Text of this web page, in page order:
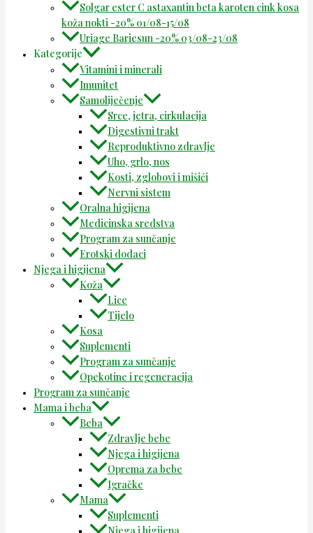
Solgar ester C astaxantin beta karoten cink kosa
koža nokti -20% 01/08-15/08
Uriage Bariesun -20% 03/08-23/08
Kategorije
Vitamini i minerali
Imunitet
Samoliječenje
Srce, jetra, cirkulacija
Digestivni trakt
Reproduktivno zdravlje
Uho, grlo, nos
Kosti, zglobovi i mišići
Nervni sistem
Oralna higijena
Medicinska sredstva
Program za sunčanje
Erotski dodaci
Njega i higijena
Koža
Lice
Tijelo
Kosa
Suplementi
Program za sunčanje
Opekotine i regeneracija
Program za sunčanje
Mama i beba
Beba
Zdravlje bebe
Njega i higijena
Oprema za bebe
Igračke
Mama
Suplementi